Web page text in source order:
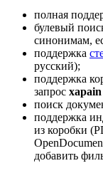
полная
булевый
синонимам,
поддержка
русский);
поддержка
запрос xapain
поиск
поддержка
из коробки
добавить